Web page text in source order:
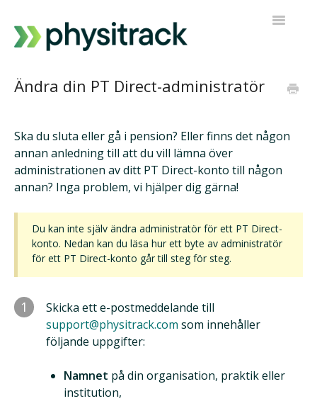
Toggle
Kontakta support
Ändra din PT Direct-administratör
Ska du sluta eller gå i pension? Eller finns det någon
annan anledning till att du vill lämna över
administrationen av ditt PT Direct-konto till någon
annan? Inga problem, vi hjälper dig gärna!
Du kan inte själv ändra administratör för ett PT Direct-
konto. Nedan kan du läsa hur ett byte av administratör
för ett PT Direct-konto går till steg för steg.
1
Skicka ett e-postmeddelande till
support@physitrack.com som innehåller
följande uppgifter:
Namnet på din organisation, praktik eller
institution,